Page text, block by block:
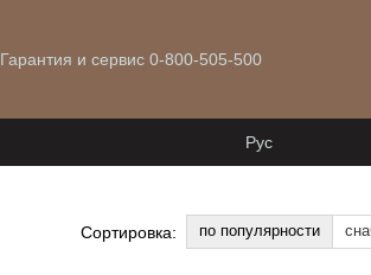
Гарантия и сервис 0-800-505-500
Рус
Сортировка: по популярности